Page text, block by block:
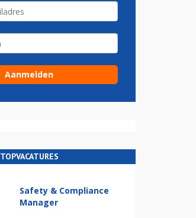
TOPVACATURES
Safety & Compliance
Manager